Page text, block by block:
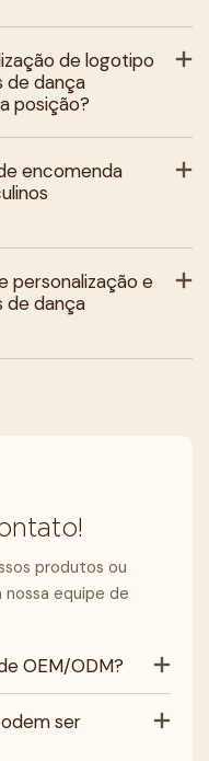
de logotipo
de dança
posição?
encomenda
personalização e
de dança
produtos ou
equipe de
OEM/ODM?
ser